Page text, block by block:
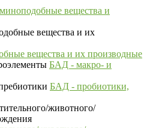
вещества и
вещества и их производные
БАД - макро- и
БАД - пробиотики,